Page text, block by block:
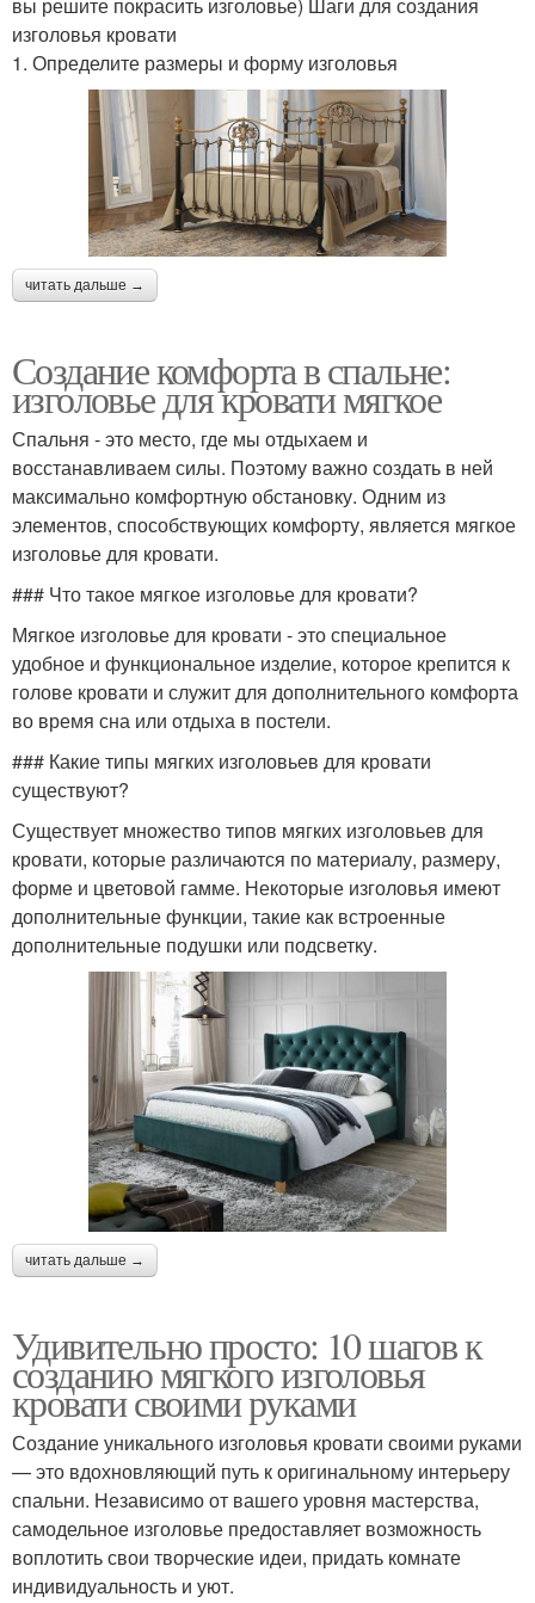
изголовья кровати
1. Определите размеры и форму изголовья
читать дальше →
Создание комфорта в спальне:
изголовье для кровати мягкое
Спальня - это место, где мы отдыхаем и
восстанавливаем силы. Поэтому важно создать в ней
максимально комфортную обстановку. Одним из
элементов, способствующих комфорту, является мягкое
изголовье для кровати.
### Что такое мягкое изголовье для кровати?
Мягкое изголовье для кровати - это специальное
удобное и функциональное изделие, которое крепится к
голове кровати и служит для дополнительного комфорта
во время сна или отдыха в постели.
### Какие типы мягких изголовьев для кровати
существуют?
Существует множество типов мягких изголовьев для
кровати, которые различаются по материалу, размеру,
форме и цветовой гамме. Некоторые изголовья имеют
дополнительные функции, такие как встроенные
дополнительные подушки или подсветку.
читать дальше →
Удивительно просто: 10 шагов к
созданию мягкого изголовья
кровати своими руками
Создание уникального изголовья кровати своими руками
— это вдохновляющий путь к оригинальному интерьеру
спальни. Независимо от вашего уровня мастерства,
самодельное изголовье предоставляет возможность
воплотить свои творческие идеи, придать комнате
индивидуальность и уют.